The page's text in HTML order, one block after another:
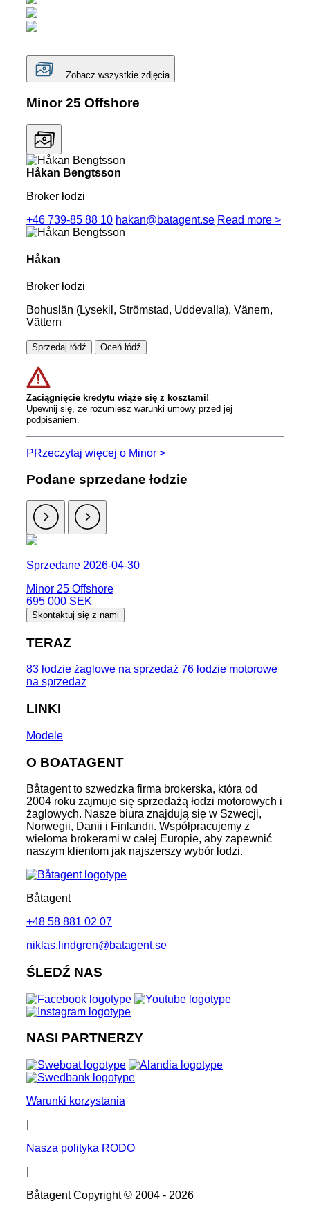
Zobacz wszystkie zdjęcia
Minor 25 Offshore
Håkan Bengtsson
Broker łodzi
+46 739-85 88 10 hakan@batagent.se Read more >
Håkan
Broker łodzi
Bohuslän (Lysekil, Strömstad, Uddevalla), Vänern,
Vättern
Sprzedaj łódź Oceń łódź
Zaciągnięcie kredytu wiąże się z kosztami!
Upewnij się, że rozumiesz warunki umowy przed jej
podpisaniem.
PRzeczytaj więcej o Minor >
Podane sprzedane łodzie
Sprzedane 2026-04-30
Minor 25 Offshore
695 000 SEK
Skontaktuj się z nami
TERAZ
83 łodzie żaglowe na sprzedaż 76 łodzie motorowe
na sprzedaż
LINKI
Modele
O BOATAGENT
Båtagent to szwedzka firma brokerska, która od
2004 roku zajmuje się sprzedażą łodzi motorowych i
żaglowych. Nasze biura znajdują się w Szwecji,
Norwegii, Danii i Finlandii. Współpracujemy z
wieloma brokerami w całej Europie, aby zapewnić
naszym klientom jak najszerszy wybór łodzi.
Båtagent
+48 58 881 02 07
niklas.lindgren@batagent.se
ŚLEDŹ NAS
NASI PARTNERZY
Warunki korzystania
Nasza polityka RODO
Båtagent Copyright © 2004 - 2026